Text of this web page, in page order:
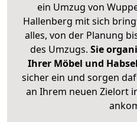
ein Umzug von
Hallenberg mit sich
alles, von der Planung
des Umzugs. Sie
Ihrer Möbel und
sicher ein und sorgen
an Ihrem neuen Zielort